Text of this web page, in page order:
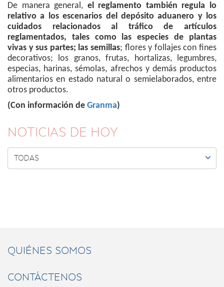
De manera general, el reglamento también regula lo
relativo a los escenarios del depósito aduanero y los
cuidados relacionados al tráfico de artículos
reglamentados, tales como las especies de plantas
vivas y sus partes; las semillas; flores y follajes con fines
decorativos; los granos, frutas, hortalizas, legumbres,
especias, harinas, sémolas, afrechos y demás productos
alimentarios en estado natural o semielaborados, entre
otros productos.
(Con información de Granma)
NOTICIAS DE HOY
TODAS 
QUIÉNES SOMOS
CONTÁCTENOS